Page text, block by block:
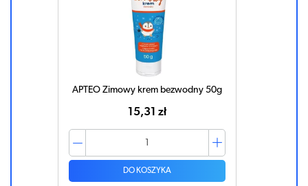
APTEO Zimowy krem bezwodny 50g
15,31 zł
DO KOSZYKA